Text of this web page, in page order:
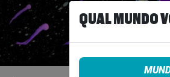
QUAL MUNDO